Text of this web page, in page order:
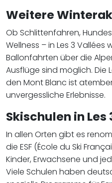
Weitere
Ob Schlittenfahren,
Wellness – in Les 3 Vallées
Ballonfahrten über die
Ausflüge sind möglich. Die
den Mont Blanc ist
unvergessliche Erlebnisse.
Skischulen in Les
In allen Orten gibt es
die ESF (École du Ski
Kinder, Erwachsene und
Viele Schulen haben